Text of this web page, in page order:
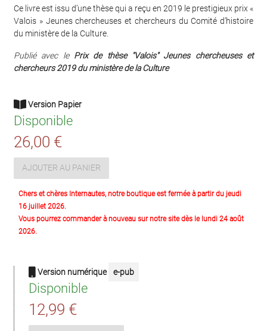
Ce livre est issu d’une thèse qui a reçu en 2019 le prestigieux prix «
Valois » Jeunes chercheuses et chercheurs du Comité d’histoire
du ministère de la Culture.
Publié avec le Prix de thèse "Valois" Jeunes chercheuses et
chercheurs 2019 du ministère de la Culture
Version Papier
Disponible
26,00 €
AJOUTER AU PANIER
Chers et chères Internautes, notre boutique est fermée à partir du jeudi
16 juillet 2026.
Vous pourrez commander à nouveau sur notre site dès le lundi 24 août
2026.
Version numérique e-pub
Disponible
12,99 €